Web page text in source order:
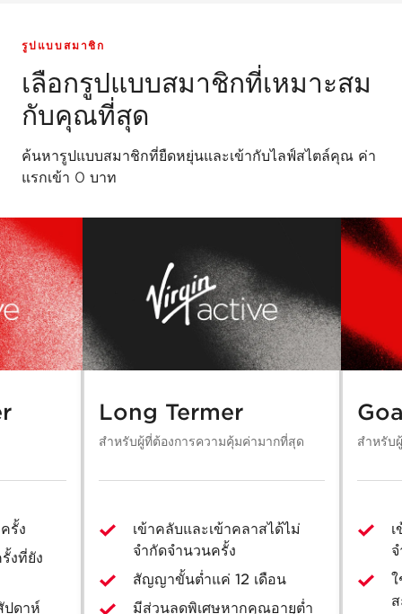
รูปแบบสมาชิก
เลือกรูปแบบสมาชิกที่เหมาะสม
กับคุณที่สุด
ค้นหารูปแบบสมาชิกที่ยืดหยุ่นและเข้ากับไลฟ์สไตล์คุณ ค่า
แรกเข้า 0 บาท
รั้ง
งที่ยัง
ดาห์
Long Termer
สำหรับผู้ที่ต้องการความคุ้มค่ามากที่สุด
เข้าคลับและเข้าคลาสได้ไม่
จำกัดจำนวนครั้ง
สัญญาขั้นต่ำแค่ 12 เดือน
มีส่วนลดพิเศษหากคุณอายุต่ำ
สำหรับ